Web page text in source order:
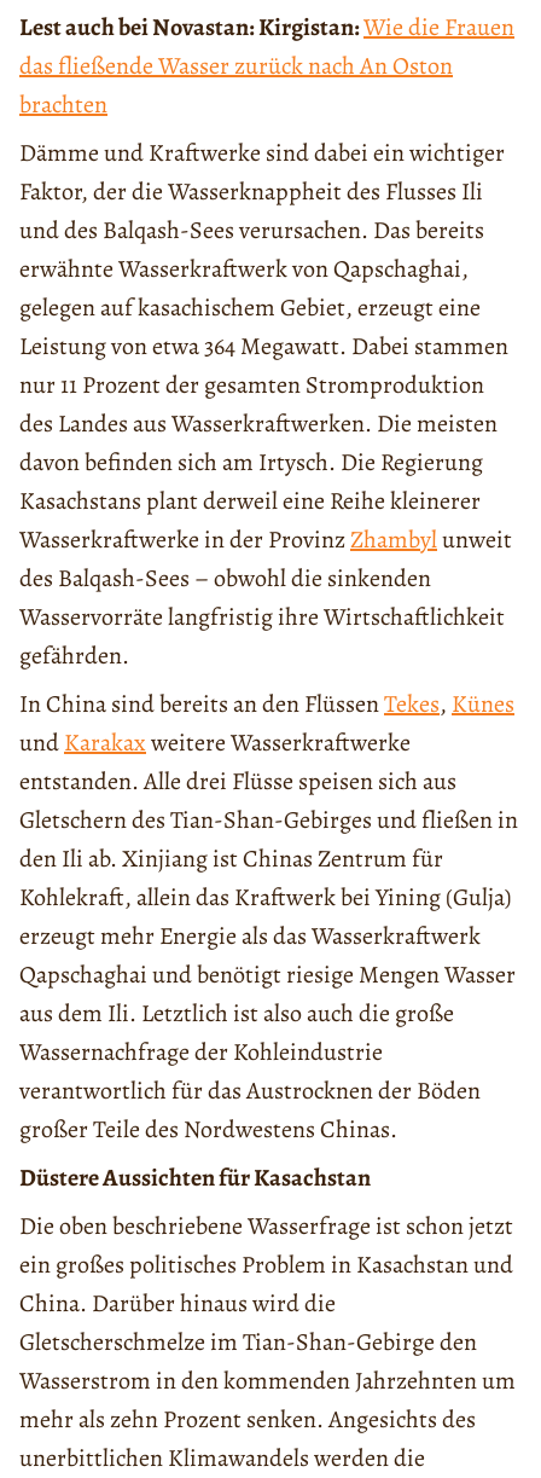
Lest auch bei Novastan: Kirgistan:Wie die Frauen
das fließende Wasser zurück nach An Oston
brachten
Dämme und Kraftwerke sind dabei ein wichtiger
Faktor, der die Wasserknappheit des Flusses Ili
und des Balqash-Sees verursachen. Das bereits
erwähnte Wasserkraftwerk von Qapschaghai,
gelegen auf kasachischem Gebiet, erzeugt eine
Leistung von etwa 364 Megawatt. Dabei stammen
nur 11 Prozent der gesamten Stromproduktion
des Landes aus Wasserkraftwerken. Die meisten
davon befinden sich am Irtysch. Die Regierung
Kasachstans plant derweil eine Reihe kleinerer
Wasserkraftwerke in der ProvinzZhambylunweit
des Balqash-Sees – obwohl die sinkenden
Wasservorräte langfristig ihre Wirtschaftlichkeit
gefährden.
In China sind bereits an den FlüssenTekes, Künes
undKarakaxweitere Wasserkraftwerke
entstanden. Alle drei Flüsse speisen sich aus
Gletschern des Tian-Shan-Gebirges und fließen in
den Ili ab. Xinjiang ist Chinas Zentrum für
Kohlekraft, allein das Kraftwerk bei Yining (Gulja)
erzeugt mehr Energie als das Wasserkraftwerk
Qapschaghai und benötigt riesige Mengen Wasser
aus dem Ili. Letztlich ist also auch die große
Wassernachfrage der Kohleindustrie
verantwortlich für das Austrocknen der Böden
großer Teile des Nordwestens Chinas.
Düstere Aussichten für Kasachstan
Die oben beschriebene Wasserfrage ist schon jetzt
ein großes politisches Problem in Kasachstan und
China. Darüber hinaus wird die
Gletscherschmelze im Tian-Shan-Gebirge den
Wasserstrom in den kommenden Jahrzehnten um
mehr als zehn Prozent senken. Angesichts des
unerbittlichen Klimawandels werden die